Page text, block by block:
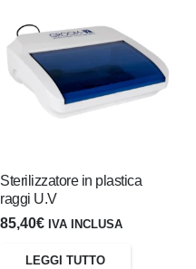
Sterilizzatore in plastica
raggi U.V
85,40€ IVA INCLUSA
LEGGI TUTTO